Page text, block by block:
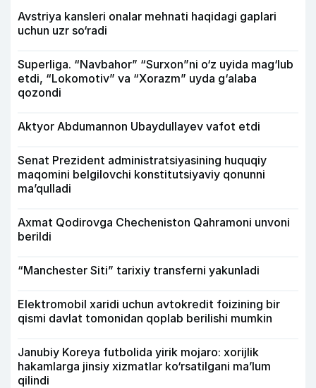
Avstriya kansleri onalar mehnati haqidagi gaplari
uchun uzr so‘radi
Superliga. “Navbahor” “Surxon”ni o‘z uyida mag‘lub
etdi, “Lokomotiv” va “Xorazm” uyda g‘alaba
qozondi
Aktyor Abdu­mannon Ubaydullayev vafot etdi
Senat Prezident administratsiyasining huquqiy
maqomini belgilovchi konstitutsiyaviy qonunni
ma’qulladi
Axmat Qodirovga Checheniston Qahramoni unvoni
berildi
“Manchester Siti” tarixiy transferni yakunladi
Elektromobil xaridi uchun avtokredit foizining bir
qismi davlat tomonidan qoplab berilishi mumkin
Janubiy Koreya futbolida yirik mojaro: xorijlik
hakamlarga jinsiy xizmatlar ko‘rsatilgani ma’lum
qilindi